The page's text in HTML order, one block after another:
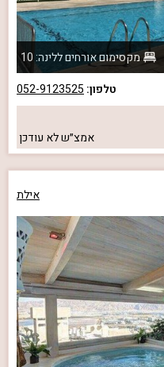
מקסימום אורחים ללינה: 10
טלפון: 052-9123525
אמצ״שלא עודכן
אילת